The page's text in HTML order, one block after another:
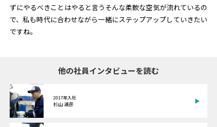
ずにやるべきことはやると言うそんな柔軟な空気が流れているの
で、私も時代に合わせながら一緒にステップアップしていきたい
ですね。
他の社員インタビューを読む
2017年入社
杉山 達彦